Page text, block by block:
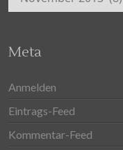
Meta
Anmelden
Eintrags-Feed
Kommentar-Feed